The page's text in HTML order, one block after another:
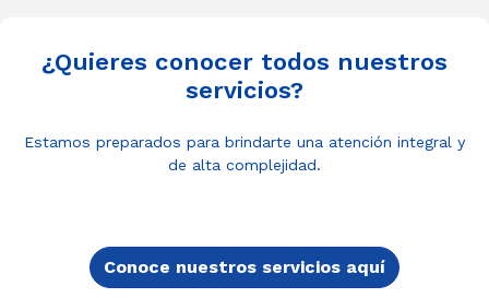
¿Quieres conocer todos nuestros
servicios?
Estamos preparados para brindarte una atención integral y
de alta complejidad.
Conoce nuestros servicios aquí